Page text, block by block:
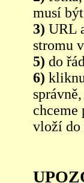
musí
3) URL
stromu
5) do
6)
vloží do